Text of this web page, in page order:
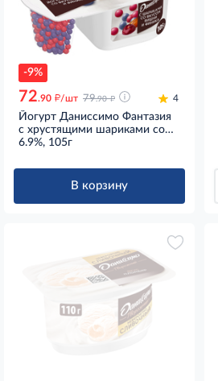
-9%
72.90 д/шт 79.90 д 4
Йогурт Даниссимо Фантазия
с хрустящими шариками со
вкусом вишни и финика 6.9%,
6.9%, 105г
В корзину